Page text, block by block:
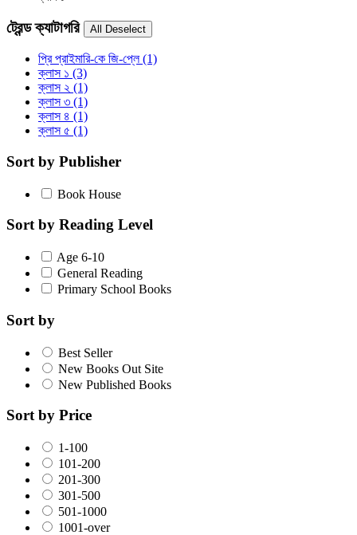
ট্রেন্ড ক্যাটাগরি
প্রি প্রাইমারি-কে জি-প্লে(1)
ক্লাস ১ (3)
ক্লাস ২ (1)
ক্লাস ৩ (1)
ক্লাস ৪ (1)
ক্লাস ৫ (1)
Sort by Publisher
Book House
Sort by Reading Level
Age 6-10
General Reading
Primary School Books
Sort by
Best Seller
New Books Out Site
New Published Books
Sort by Price
1-100
101-200
201-300
301-500
501-1000
1001-over